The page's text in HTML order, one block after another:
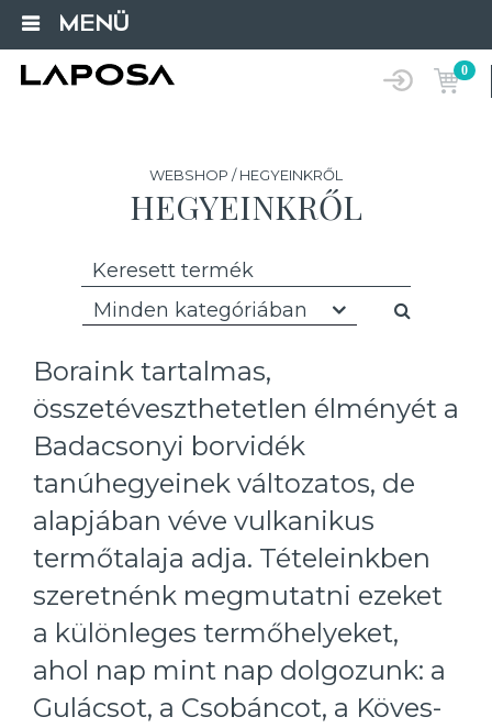
MENÜ
0
WEBSHOP / HEGYEINKRŐL
HEGYEINKRŐL
Minden kategóriában
Boraink tartalmas,
összetéveszthetetlen élményét a
Badacsonyi borvidék
tanúhegyeinek változatos, de
alapjában véve vulkanikus
termőtalaja adja. Tételeinkben
szeretnénk megmutatni ezeket
a különleges termőhelyeket,
ahol nap mint nap dolgozunk: a
Gulácsot, a Csobáncot, a Köves-